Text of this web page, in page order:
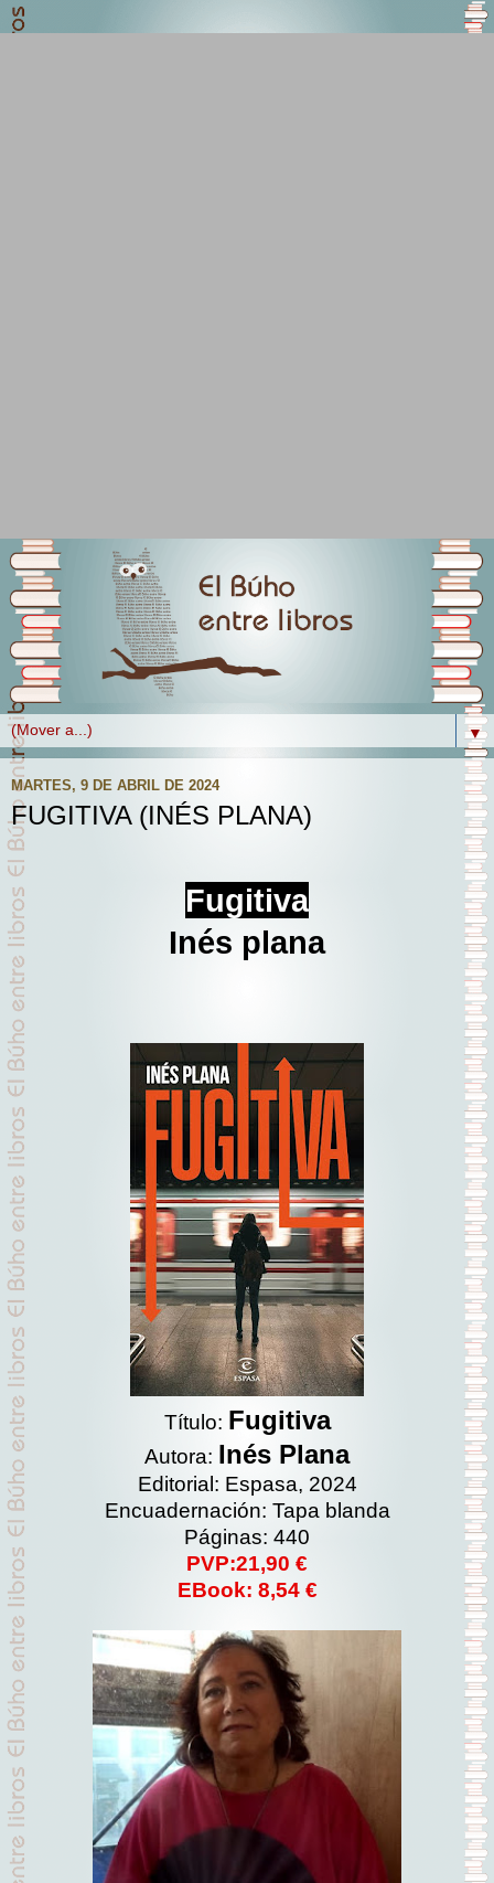
▼
MARTES, 9 DE ABRIL DE 2024
FUGITIVA (INÉS PLANA)
Fugitiva
Inés plana
Título: Fugitiva
Autora: Inés Plana
Editorial: Espasa, 2024
Encuadernación: Tapa blanda
Páginas: 440
PVP:21,90 €
EBook: 8,54 €